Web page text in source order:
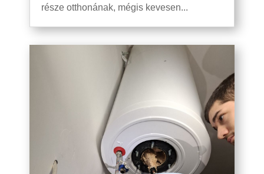
része otthonának, mégis kevesen...